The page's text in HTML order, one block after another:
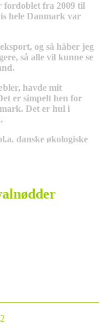
fordoblet fra 2009 til
hele Danmark var
og så håber jeg
så alle vil kunne se
havde mit
er simpelt hen for
Det er hul i
danske økologiske